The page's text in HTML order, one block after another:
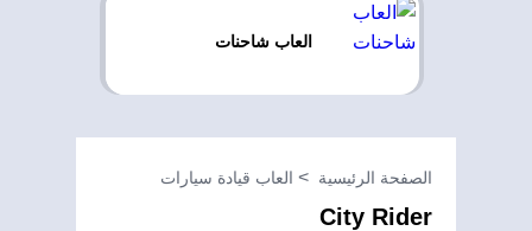
العاب شاحنات
الصفحة الرئيسية العاب قيادة سيارات
City Rider